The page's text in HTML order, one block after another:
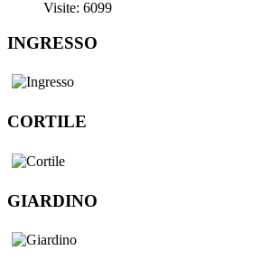
Visite: 6099
INGRESSO
CORTILE
GIARDINO